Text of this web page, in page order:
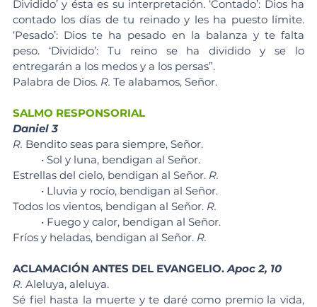
Dividido’ y ésta es su interpretación. ‘Contado’: Dios ha
contado los días de tu reinado y les ha puesto límite.
‘Pesado’: Dios te ha pesado en la balanza y te falta
peso. ‘Dividido’: Tu reino se ha dividido y se lo
entregarán a los medos y a los persas”.
Palabra de Dios. R. Te alabamos, Señor.
SALMO RESPONSORIAL
Daniel 3
R. Bendito seas para siempre, Señor.
	• Sol y luna, bendigan al Señor.
Estrellas del cielo, bendigan al Señor. R.
	• Lluvia y rocío, bendigan al Señor.
Todos los vientos, bendigan al Señor. R.
	• Fuego y calor, bendigan al Señor.
Fríos y heladas, bendigan al Señor. R.
ACLAMACIÓN ANTES DEL EVANGELIO. Apoc 2, 10
R. Aleluya, aleluya.
Sé fiel hasta la muerte y te daré como premio la vida,